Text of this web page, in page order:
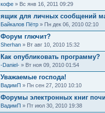
кофе » Вс янв 16, 2011 09:29
ящик для личных сообщений
Байкалов Пётр » Пн дек 06, 2010 02:10
Форум глючит?
Sherhan » Вт авг 10, 2010 15:32
Как опубликовать программу?
-Daniel- » Вт ноя 09, 2010 01:54
Уважаемые господа!
ВадимП » Пн сен 27, 2010 10:10
Форумы электронных книг
ВадимП » Пт июл 30, 2010 19:38